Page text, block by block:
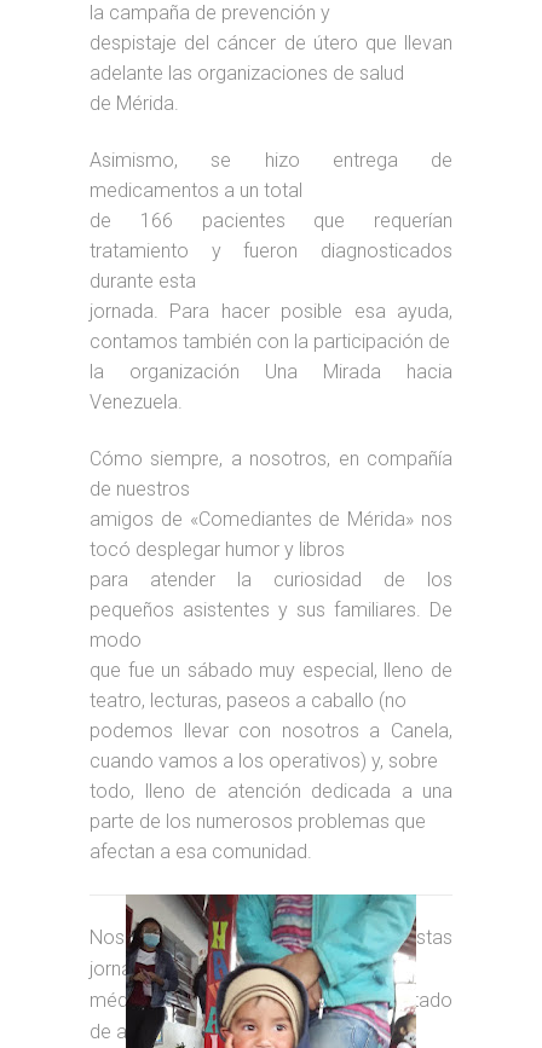
la campaña de prevención y
despistaje del cáncer de útero que llevan
adelante las organizaciones de salud
de Mérida.
Asimismo, se hizo entrega de
medicamentos a un total
de 166 pacientes que requerían
tratamiento y fueron diagnosticados
durante esta
jornada. Para hacer posible esa ayuda,
contamos también con la participación de
la organización Una Mirada hacia
Venezuela.
Cómo siempre, a nosotros, en compañía
de nuestros
amigos de «Comediantes de Mérida» nos
tocó desplegar humor y libros
para atender la curiosidad de los
pequeños asistentes y sus familiares. De
modo
que fue un sábado muy especial, lleno de
teatro, lecturas, paseos a caballo (no
podemos llevar con nosotros a Canela,
cuando vamos a los operativos) y, sobre
todo, lleno de atención dedicada a una
parte de los numerosos problemas que
afectan a esa comunidad.
Nos hace mucha ilusión ser parte de estas
jornadas
médicas gratuitas, porque son el resultado
de acciones conjuntas entre aliados.